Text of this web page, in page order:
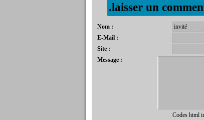
.laisser un
Nom :
E-Mail :
Site :
Message :
Codes html